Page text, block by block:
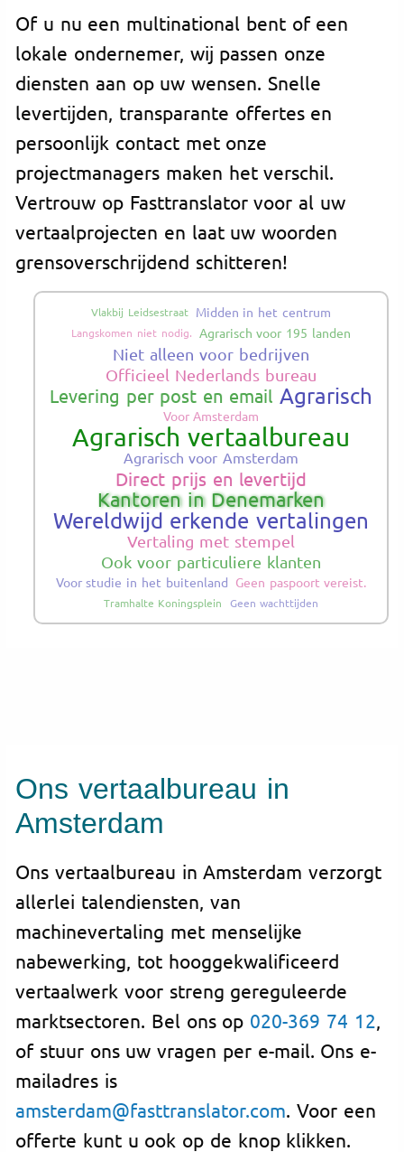
Of u nu een multinational bent of een
lokale ondernemer, wij passen onze
diensten aan op uw wensen. Snelle
levertijden, transparante offertes en
persoonlijk contact met onze
projectmanagers maken het verschil.
Vertrouw op Fasttranslator voor al uw
vertaalprojecten en laat uw woorden
grensoverschrijdend schitteren!
Vlakbij Leidsestraat Midden in het centrum
Langskomen niet nodig. Agrarisch voor 195 landen
Niet alleen voor bedrijven
Officieel Nederlands bureau
Levering per post en email Agrarisch
Voor Amsterdam
Agrarisch vertaalbureau
Agrarisch voor Amsterdam
Direct prijs en levertijd
Kantoren in Denemarken
Wereldwijd erkende vertalingen
Vertaling met stempel
Ook voor particuliere klanten
Voor studie in het buitenland Geen paspoort vereist.
Tramhalte Koningsplein Geen wachttijden
Ons vertaalbureau in
Amsterdam
Ons vertaalbureau in Amsterdam verzorgt
allerlei talendiensten, van
machinevertaling met menselijke
nabewerking, tot hooggekwalificeerd
vertaalwerk voor streng gereguleerde
marktsectoren. Bel ons op 020-369 74 12
of stuur ons uw vragen per e-mail. Ons e-
mailadres is
amsterdam@fasttranslator.com. Voor een
offerte kunt u ook op de knop klikken.